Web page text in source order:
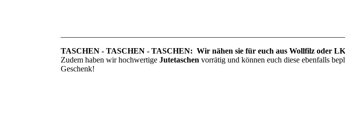
TASCHEN - TASCHEN - TASCHEN: Wir nähen sie für euch aus Wollfilz oder
Zudem haben wir hochwertige Jutetaschen vorrätig und können euch diese ebenfalls
Geschenk!